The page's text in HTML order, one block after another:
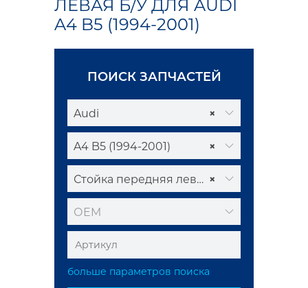
ЛЕВАЯ Б/У ДЛЯ AUDI
A4 B5 (1994-2001)
ПОИСК ЗАПЧАСТЕЙ
×
Audi
×
A4 B5 (1994-2001)
×
Стойка передняя левая
ОЕМ
больше параметров поиска